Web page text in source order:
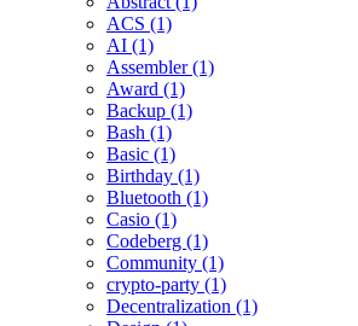
ACS (1)
AI (1)
Assembler (1)
Award (1)
Backup (1)
Bash (1)
Basic (1)
Birthday (1)
Bluetooth (1)
Casio (1)
Codeberg (1)
Community (1)
crypto-party (1)
Decentralization (1)